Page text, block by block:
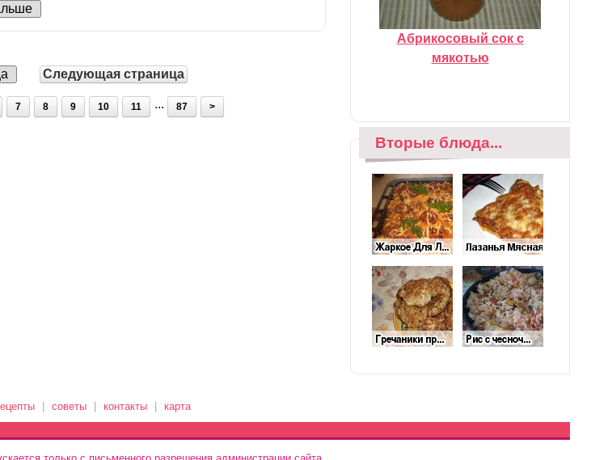
Следующая страница
7 8 9 10 11 ... 87 >
Абрикосовый сок с
мякотью
Вторые блюда...
советы контакты карта